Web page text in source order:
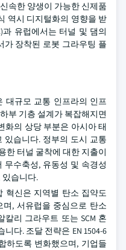
속한 양생이 가능한 신제품
역시 디지털화의 영향을 받
과 유럽에서는 터널 및 댐의
가 장착된 로봇 그라우팅 플
대규모 교통 인프라의 인프
부 기층 설계가 복잡해지면
화의 상당 부분은 아시아 태
있습니다. 정부의 도시 교통
한 터널 굴착에 대한 지출이
무수축성, 유동성 및 속경성
있습니다.
혁신은 지역별 탄소 집약도
, 서유럽을 중심으로 탄소
리 그라우트 또는 SCM 혼
다. 조달 전략은 EN 1504-6
하도록 변화했으며, 기업들